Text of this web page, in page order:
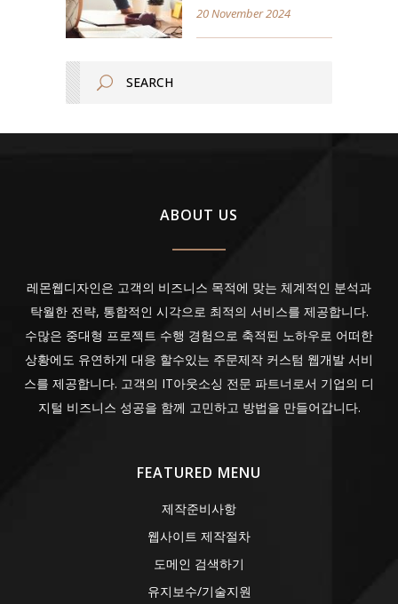
20 November 2024
ABOUT US
레몬웹디자인은 고객의 비즈니스 목적에 맞는 체계적인 분석과
탁월한 전략, 통합적인 시각으로 최적의 서비스를 제공합니다.
수많은 중대형 프로젝트 수행 경험으로 축적된 노하우로 어떠한
상황에도 유연하게 대응 할수있는 주문제작 커스텀 웹개발 서비
스를 제공합니다. 고객의 IT아웃소싱 전문 파트너로서 기업의 디
지털 비즈니스 성공을 함께 고민하고 방법을 만들어갑니다.
FEATURED MENU
제작준비사항
웹사이트 제작절차
도메인 검색하기
유지보수/기술지원